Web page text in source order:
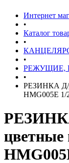
Интернет
•
Каталог
•
•
РЕЖУЩИЕ,
•
РЕЗИНКА Д/
HMG005E 1/
цветные